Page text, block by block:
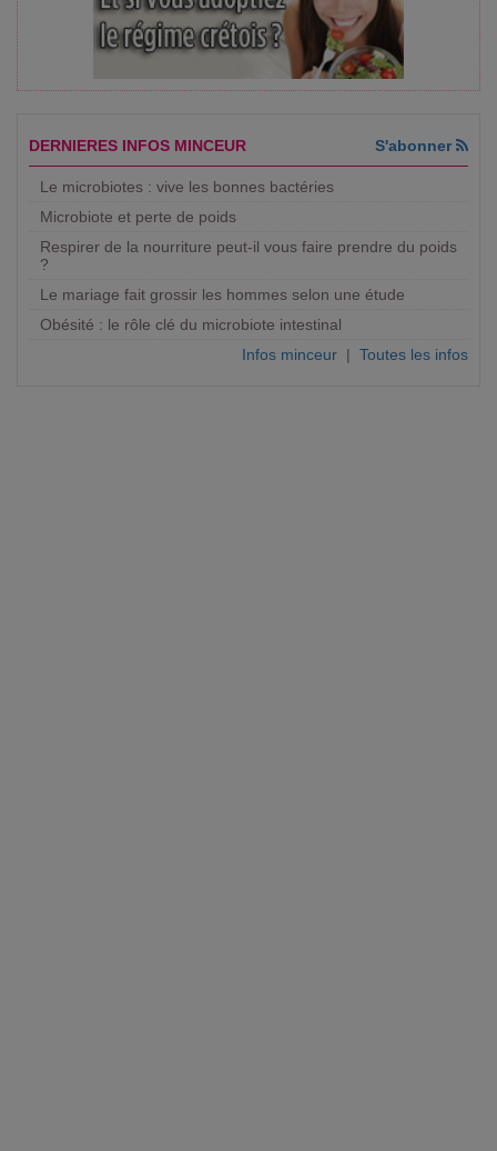
DERNIERES INFOS MINCEUR S'abonner
Le microbiotes : vive les bonnes bactéries
Microbiote et perte de poids
Respirer de la nourriture peut-il vous faire prendre du poids
?
Le mariage fait grossir les hommes selon une étude
Obésité : le rôle clé du microbiote intestinal
Infos minceur | Toutes les infos